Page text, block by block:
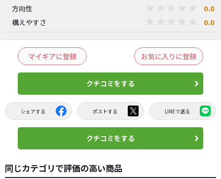
方向性 0.0
構えやすさ 0.0
マイギアに登録 お気に入りに登録
クチコミをする
シェアする ポストする LINEで送る
クチコミをする
同じカテゴリで評価の高い商品